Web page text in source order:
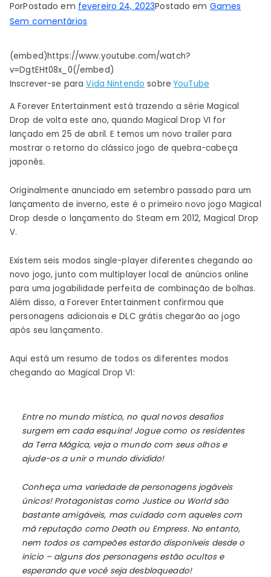
PorPostado em fevereiro 24, 2023Postado em Games
Sem comentários
de
quebra-
arcade
japonesa
‘Magical
retorna
em
abril
(embed)https://www.youtube.com/watch?
v=DgtEHt08x_0(/embed)
Inscrever-se paraVida Nintendo sobreYouTube
A Forever Entertainment está trazendo a série Magical
Drop de volta este ano, quando Magical Drop VI for
lançado em 25 de abril. E temos um novo trailer para
mostrar o retorno do clássico jogo de quebra-cabeça
japonês.
Originalmente anunciado em setembro passado para um
lançamento de inverno, este é o primeiro novo jogo Magical
Drop desde o lançamento do Steam em 2012, Magical Drop
V.
Existem seis modos single-player diferentes chegando ao
novo jogo, junto com multiplayer local de anúncios online
para uma jogabilidade perfeita de combinação de bolhas.
Além disso, a Forever Entertainment confirmou que
personagens adicionais e DLC grátis chegarão ao jogo
após seu lançamento.
Aqui está um resumo de todos os diferentes modos
chegando ao Magical Drop VI:
Entre no mundo místico, no qual novos desafios
surgem em cada esquina! Jogue como os residentes
da Terra Mágica, veja o mundo com seus olhos e
ajude-os a unir o mundo dividido!
Conheça uma variedade de personagens jogáveis ​​
únicos! Protagonistas como Justice ou World são
bastante amigáveis, mas cuidado com aqueles com
má reputação como Death ou Empress. No entanto,
nem todos os campeões estarão disponíveis desde o
início – alguns dos personagens estão ocultos e
esperando que você seja desbloqueado!